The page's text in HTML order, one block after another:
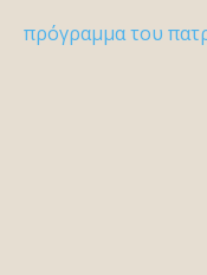
πρόγραμμα του